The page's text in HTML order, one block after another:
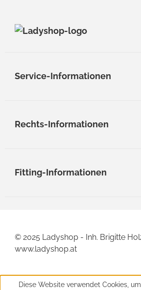
Service-Informationen
Rechts-Informationen
Fitting-Informationen
© 2025 Ladyshop - Inh. Brigitte
www.ladyshop.at
Diese Website verwendet Cookies,